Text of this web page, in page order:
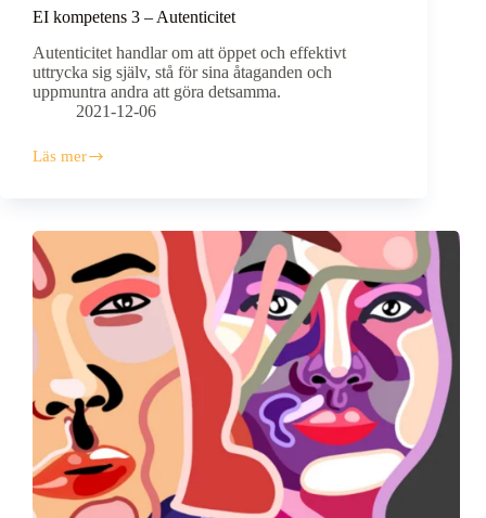
EI kompetens 3 – Autenticitet
Autenticitet handlar om att öppet och effektivt
uttrycka sig själv, stå för sina åtaganden och
uppmuntra andra att göra detsamma.
2021-12-06
Läs mer
EI
Autenticitet